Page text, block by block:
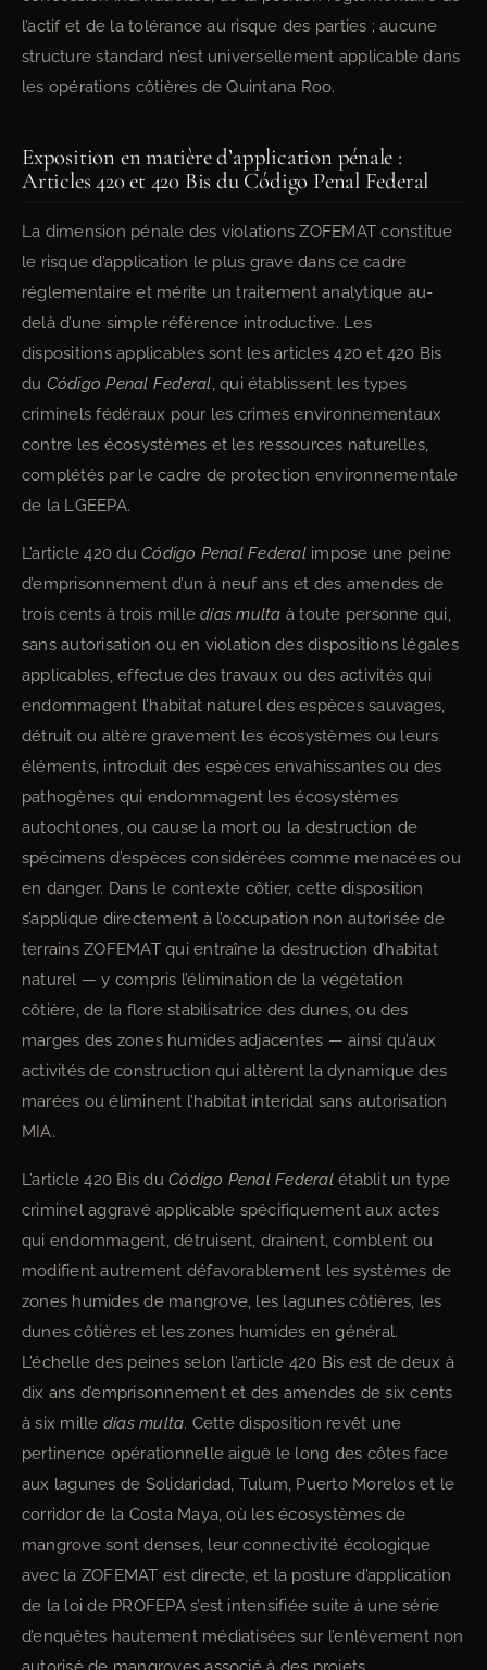
l’actif et de la tolérance au risque des parties ; aucune
structure standard n’est universellement applicable dans
les opérations côtières de Quintana Roo.
Exposition en matière d’application pénale :
Articles 420 et 420 Bis du Código Penal Federal
La dimension pénale des violations ZOFEMAT constitue
le risque d’application le plus grave dans ce cadre
réglementaire et mérite un traitement analytique au-
delà d’une simple référence introductive. Les
dispositions applicables sont les articles 420 et 420 Bis
du Código Penal Federal, qui établissent les types
criminels fédéraux pour les crimes environnementaux
contre les écosystèmes et les ressources naturelles,
complétés par le cadre de protection environnementale
de la LGEEPA.
L’article 420 duCódigo Penal Federalimpose une peine
d’emprisonnement d’un à neuf ans et des amendes de
trois cents à trois milledías multa à toute personne qui,
sans autorisation ou en violation des dispositions légales
applicables, effectue des travaux ou des activités qui
endommagent l’habitat naturel des espèces sauvages,
détruit ou altère gravement les écosystèmes ou leurs
éléments, introduit des espèces envahissantes ou des
pathogènes qui endommagent les écosystèmes
autochtones, ou cause la mort ou la destruction de
spécimens d’espèces considérées comme menacées ou
en danger. Dans le contexte côtier, cette disposition
s’applique directement à l’occupation non autorisée de
terrains ZOFEMAT qui entraîne la destruction d’habitat
naturel — y compris l’élimination de la végétation
côtière, de la flore stabilisatrice des dunes, ou des
marges des zones humides adjacentes — ainsi qu’aux
activités de construction qui altèrent la dynamique des
marées ou éliminent l’habitat interidal sans autorisation
MIA.
L’article 420 Bis duCódigo Penal Federalétablit un type
criminel aggravé applicable spécifiquement aux actes
qui endommagent, détruisent, drainent, comblent ou
modifient autrement défavorablement les systèmes de
zones humides de mangrove, les lagunes côtières, les
dunes côtières et les zones humides en général.
L’échelle des peines selon l’article 420 Bis est de deux à
dix ans d’emprisonnement et des amendes de six cents
à six mille días multa. Cette disposition revêt une
pertinence opérationnelle aiguë le long des côtes face
aux lagunes de Solidaridad, Tulum, Puerto Morelos et le
corridor de la Costa Maya, où les écosystèmes de
mangrove sont denses, leur connectivité écologique
avec la ZOFEMAT est directe, et la posture d’application
de la loi de PROFEPA s’est intensifiée suite à une série
d’enquêtes hautement médiatisées sur l’enlèvement non